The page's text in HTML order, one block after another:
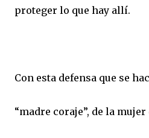
proteger lo que hay allí.
Con esta defensa que se
“madre coraje”, de la